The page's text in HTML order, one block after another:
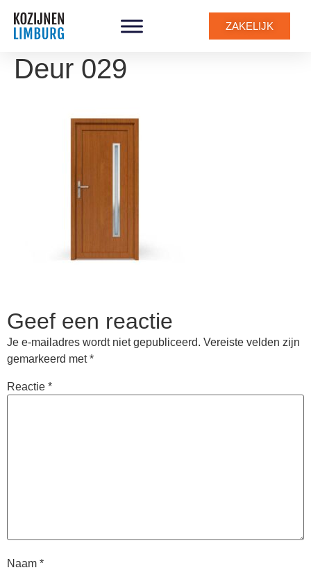
ZAKELIJK
Deur 029
Geef een reactie
Je e-mailadres wordt niet gepubliceerd. Vereiste velden zijn
gemarkeerd met*
Reactie *
Naam *